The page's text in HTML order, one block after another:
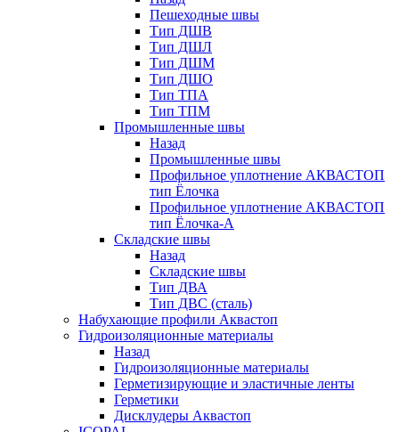
Пешеходные швы
Тип ДШВ
Тип ДШЛ
Тип ДШМ
Тип ДШО
Тип ТПА
Тип ТПМ
Промышленные швы
Назад
Промышленные швы
Профильное уплотнение АКВАСТОП
тип Ёлочка
Профильное уплотнение АКВАСТОП
тип Ёлочка-А
Складские швы
Назад
Складские швы
Тип ДВА
Тип ДВС (сталь)
Набухающие профили Аквастоп
Гидроизоляционные материалы
Назад
Гидроизоляционные материалы
Герметизирующие и эластичные ленты
Герметики
Дисклудеры Аквастоп